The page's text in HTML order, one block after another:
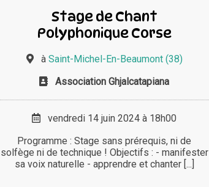
Stage de Chant
Polyphonique Corse
à Saint-Michel-En-Beaumont (38)
Association Ghjalcatapiana
vendredi 14 juin 2024 à 18h00
Programme : Stage sans prérequis, ni de
solfège ni de technique ! Objectifs : - manifester
sa voix naturelle - apprendre et chanter [...]